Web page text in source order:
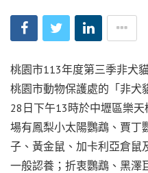
桃園市113年度第三季非犬
桃園市動物保護處的「非犬
28日下午13時於中壢區樂
場有鳳梨小太陽鸚鵡、賈丁
子、黃金鼠、加卡利亞倉鼠
一般認養；折衷鸚鵡、黑澤